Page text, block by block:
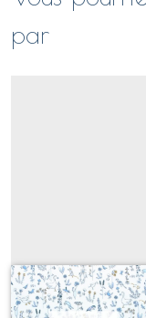
par
Liberty Theo